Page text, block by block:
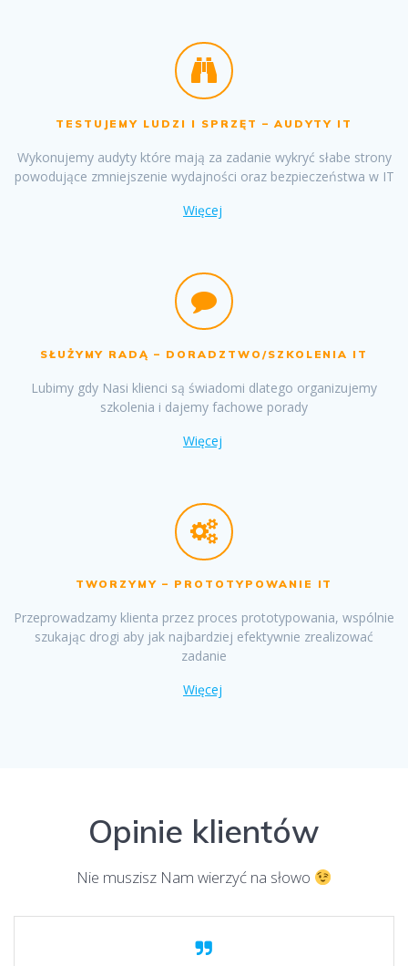
TESTUJEMY LUDZI I SPRZĘT – AUDYTY IT
Wykonujemy audyty które mają za zadanie wykryć słabe strony
powodujące zmniejszenie wydajności oraz bezpieczeństwa w IT
Więcej
SŁUŻYMY RADĄ – DORADZTWO/SZKOLENIA IT
Lubimy gdy Nasi klienci są świadomi dlatego organizujemy
szkolenia i dajemy fachowe porady
Więcej
TWORZYMY – PROTOTYPOWANIE IT
Przeprowadzamy klienta przez proces prototypowania, wspólnie
szukając drogi aby jak najbardziej efektywnie zrealizować
zadanie
Więcej
Opinie klientów
Nie muszisz Nam wierzyć na słowo